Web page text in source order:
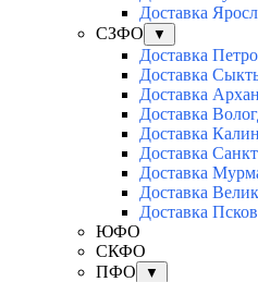
Доставка
СЗФО
▼
Доставка
Доставка
Доставка
Доставка
Доставка
Доставка
Доставка
Доставка
Доставка Псков
ЮФО
СКФО
ПФО
▼